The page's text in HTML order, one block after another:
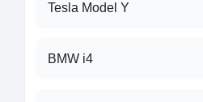
Tesla Model Y
BMW i4